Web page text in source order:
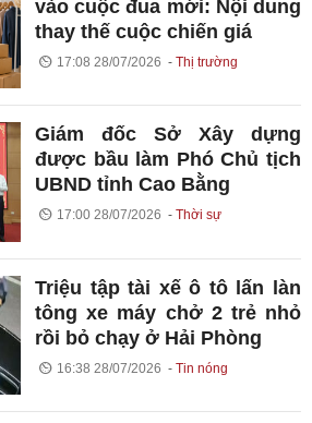
vào cuộc đua mới: Nội dung
thay thế cuộc chiến giá
17:08 28/07/2026 Thị trường
Giám đốc Sở Xây dựng
được bầu làm Phó Chủ tịch
UBND tỉnh Cao Bằng
17:00 28/07/2026 Thời sự
Triệu tập tài xế ô tô lấn làn
tông xe máy chở 2 trẻ nhỏ
rồi bỏ chạy ở Hải Phòng
16:38 28/07/2026 Tin nóng